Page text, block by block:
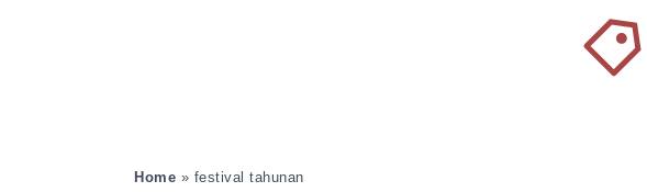
Home » festival tahunan